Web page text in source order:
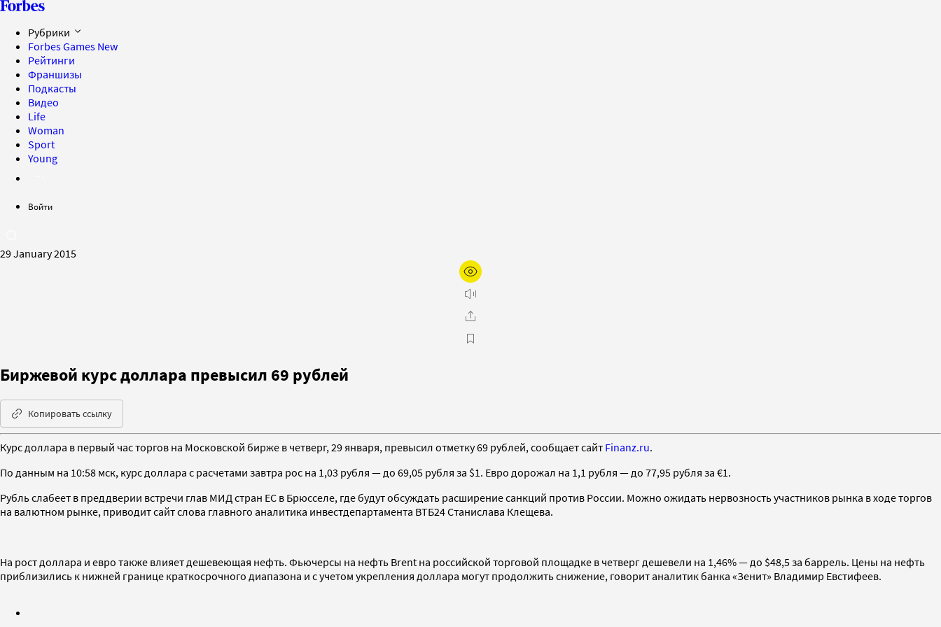
Рубрики
Forbes Games New
Рейтинги
Франшизы
Подкасты
Видео
Life
Woman
Sport
Young
Войти
29 January 2015
Биржевой курс доллара превысил 69 рублей
Копировать ссылку
Курс доллара в первый час торгов на Московской бирже в четверг, 29 января, превысил отметку 69 рублей, сообщает сайт Finanz.ru.
По данным на 10:58 мск, курс доллара с расчетами завтра рос на 1,03 рубля — до 69,05 рубля за $1. Евро дорожал на 1,1 рубля — до 77,95 рубля за €1.
Рубль слабеет в преддверии встречи глав МИД стран ЕС в Брюсселе, где будут обсуждать расширение санкций против России. Можно ожидать нервозность участников рынка в ходе торгов
на валютном рынке, приводит сайт слова главного аналитика инвестдепартамента ВТБ24 Станислава Клещева.
На рост доллара и евро также влияет дешевеющая нефть. Фьючерсы на нефть Brent на российской торговой площадке в четверг дешевели на 1,46% — до $48,5 за баррель. Цены на нефть
приблизились к нижней границе краткосрочного диапазона и с учетом укрепления доллара могут продолжить снижение, говорит аналитик банка «Зенит» Владимир Евстифеев.